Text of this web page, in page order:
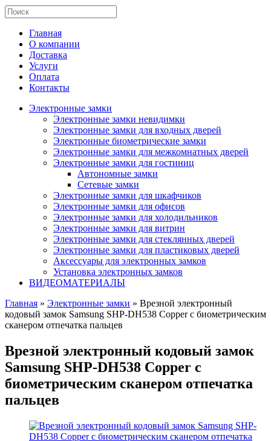
Главная
О компании
Доставка
Услуги
Оплата
Контакты
Электронные замки
Электронные замки невидимки
Электронные замки для входных дверей
Электронные биометрические замки
Электронные замки для межкомнатных дверей
Электронные замки для гостиниц
Автономные замки
Сетевые замки
Электронные замки для шкафчиков
Электронные замки для офисов
Электронные замки для холодильников
Электронные замки для витрин
Электронные замки для стеклянных дверей
Электронные замки для пластиковых дверей
Аксессуары для электронных замков
Установка электронных замков
ВИДЕОМАТЕРИАЛЫ
Главная » Электронные замки » Врезной электронный
кодовый замок Samsung SHP-DH538 Copper с биометрическим
сканером отпечатка пальцев
Врезной электронный кодовый замок
Samsung SHP-DH538 Copper с
биометрическим сканером отпечатка
пальцев